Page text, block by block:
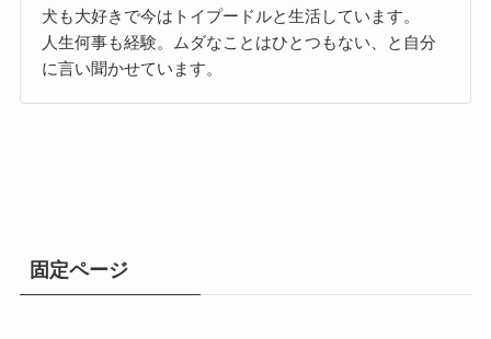
犬も大好きで今はトイプードルと生活しています。
人生何事も経験。ムダなことはひとつもない、と自分
に言い聞かせています。
固定ページ